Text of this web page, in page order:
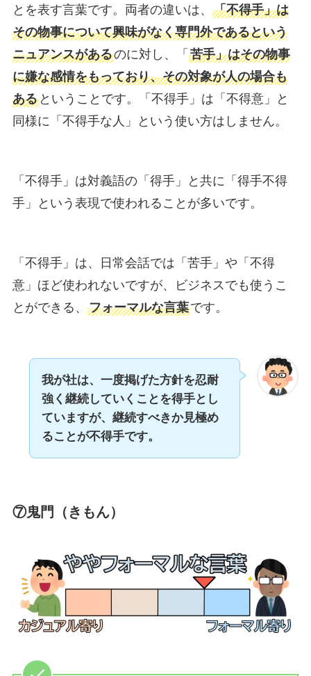
とを表す言葉です。両者の違いは、 「不得手」は
その物事について興味がなく専門外であるという
ニュアンスがあるのに対し、「 苦手」はその物事
に嫌な感情をもっており、その対象が人の場合も
あるということです。「不得手」は「不得意」と
同様に「不得手な人」という使い方はしません。
「不得手」は対義語の「得手」と共に「得手不得
手」という表現で使われることが多いです。
「不得手」は、日常会話では「苦手」や「不得
意」ほど使われないですが、ビジネスでも使うこ
とができる、 フォーマルな言葉です。
我が社は、一度掲げた方針を忍耐
強く継続していくことを得手とし
ていますが、継続すべきか見極め
ることが不得手です。
⑦鬼門（きもん）